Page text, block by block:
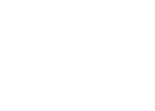
El Patronato
comunicación y